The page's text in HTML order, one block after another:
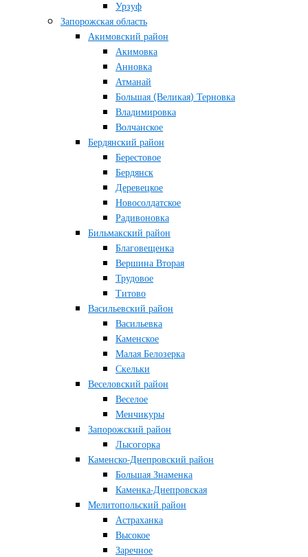
Урзуф
Запорожская область
Акимовский район
Акимовка
Анновка
Атманай
Большая (Великая) Терновка
Владимировка
Волчанское
Бердянский район
Берестовое
Бердянск
Деревецкое
Новосолдатское
Радивоновка
Бильмакский район
Благовещенка
Вершина Вторая
Трудовое
Титово
Васильевский район
Васильевка
Каменское
Малая Белозерка
Скельки
Веселовский район
Веселое
Менчикуры
Запорожский район
Лысогорка
Каменско-Днепровский район
Большая Знаменка
Каменка-Днепровская
Мелитопольский район
Астраханка
Высокое
Заречное